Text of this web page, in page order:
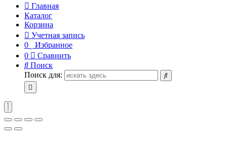
Главная
Каталог
Корзина
Учетная запись
0
Избранное
0
Сравнить
Поиск
Поиск для: